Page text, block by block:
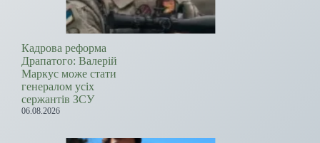
Кадрова реформа
Драпатого: Валерій
Маркус може стати
генералом усіх
сержантів ЗСУ
06.08.2026